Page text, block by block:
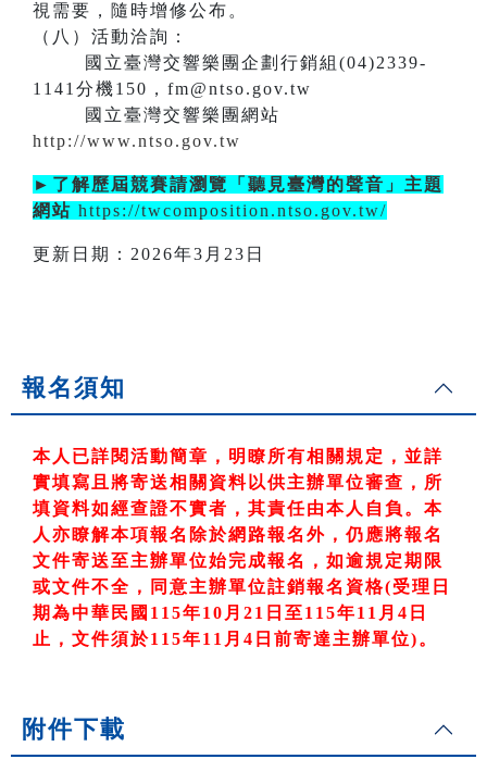
視需要，隨時增修公布。
（八）活動洽詢：
國立臺灣交響樂團企劃行銷組(04)2339-
1141分機150，fm@ntso.gov.tw
國立臺灣交響樂團網站
http://www.ntso.gov.tw
►了解歷屆競賽請瀏覽「聽見臺灣的聲音」主題
網站 https://twcomposition.ntso.gov.tw/
更新日期：2026年3月23日
報名須知
本人已詳閱活動簡章，明瞭所有相關規定，並詳
實填寫且將寄送相關資料以供主辦單位審查，所
填資料如經查證不實者，其責任由本人自負。本
人亦瞭解本項報名除於網路報名外，仍應將報名
文件寄送至主辦單位始完成報名，如逾規定期限
或文件不全，同意主辦單位註銷報名資格(受理日
期為中華民國 115年10 月21 日至115年11 月4 日
止，文件須於115年11 月4 日前寄達主辦單位)。
附件下載